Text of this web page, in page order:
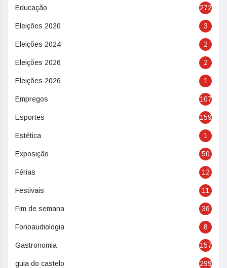
Educação 272
Eleições 2020 3
Eleições 2024 2
Eleições 2026 2
Eleições 2026 1
Empregos 107
Esportes 159
Estética 1
Exposição 50
Férias 12
Festivais 11
Fim de semana 36
Fonoaudiologia 8
Gastronomia 157
guia do castelo 299